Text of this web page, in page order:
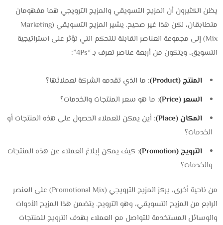
يظن الكثيرون أن المزيج التسويقي والمزيج الترويجي هما مفهومان
متطابقان، لكن هذا غير صحيح. يشير المزيج التسويقي (Marketing
Mix) إلى مجموعة العناصر القابلة للتحكم التي تؤثر على استراتيجية
التسويق، ويتكون من أربعة عناصر تعرف بـ “4Ps”:
المنتج (Product)
: ما الذي تقدمه الشركة لعملائها؟
السعر (Price)
: ما هو سعر المنتجات والخدمات؟
المكان (Place)
: أين يمكن للعملاء الحصول على هذه المنتجات أو
الخدمات؟
الترويج (Promotion)
: كيف يمكن إبلاغ العملاء عن هذه المنتجات
والخدمات؟
من ناحية أخرى، يركز المزيج الترويجي (Promotional Mix) على العنصر
الرابع من المزيج التسويقي، وهو الترويج. يتضمن هذا المزيج الأدوات
والوسائل المستخدمة للتواصل مع العملاء بهدف الترويج للمنتجات